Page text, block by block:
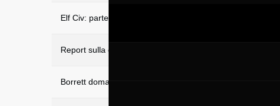
Elf Civ: parte dal Mugello la nuova stagione
Report sulla gare Peroni Race
Borrett doma la pioggia in gara 1 della Coppa Italia Turismo